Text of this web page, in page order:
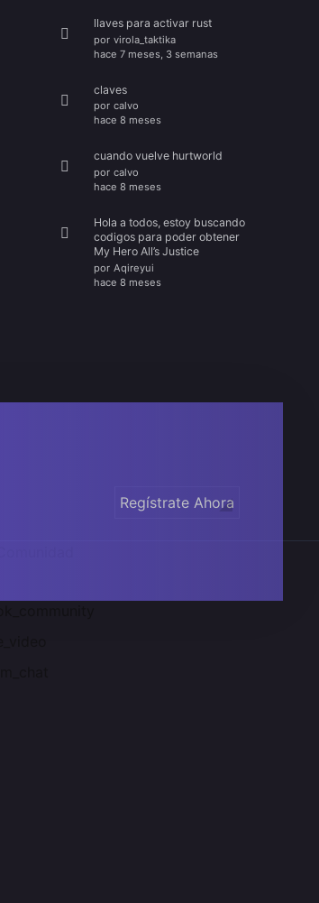
llaves para activar rust
por virola_taktika
hace 7 meses, 3 semanas
claves
por calvo
hace 8 meses
cuando vuelve hurtworld
por calvo
hace 8 meses
Hola a todos, estoy buscando
codigos para poder obtener
My Hero All’s Justice
por Aqireyui
hace 8 meses
Regístrate Ahora